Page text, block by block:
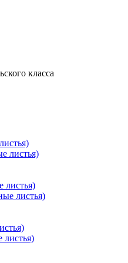
класса
листья)
листья)